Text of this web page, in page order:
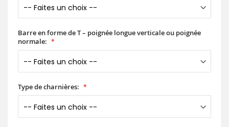
Barre en forme de T – poignée longue verticale ou poignée
normale:
Type de charnières: